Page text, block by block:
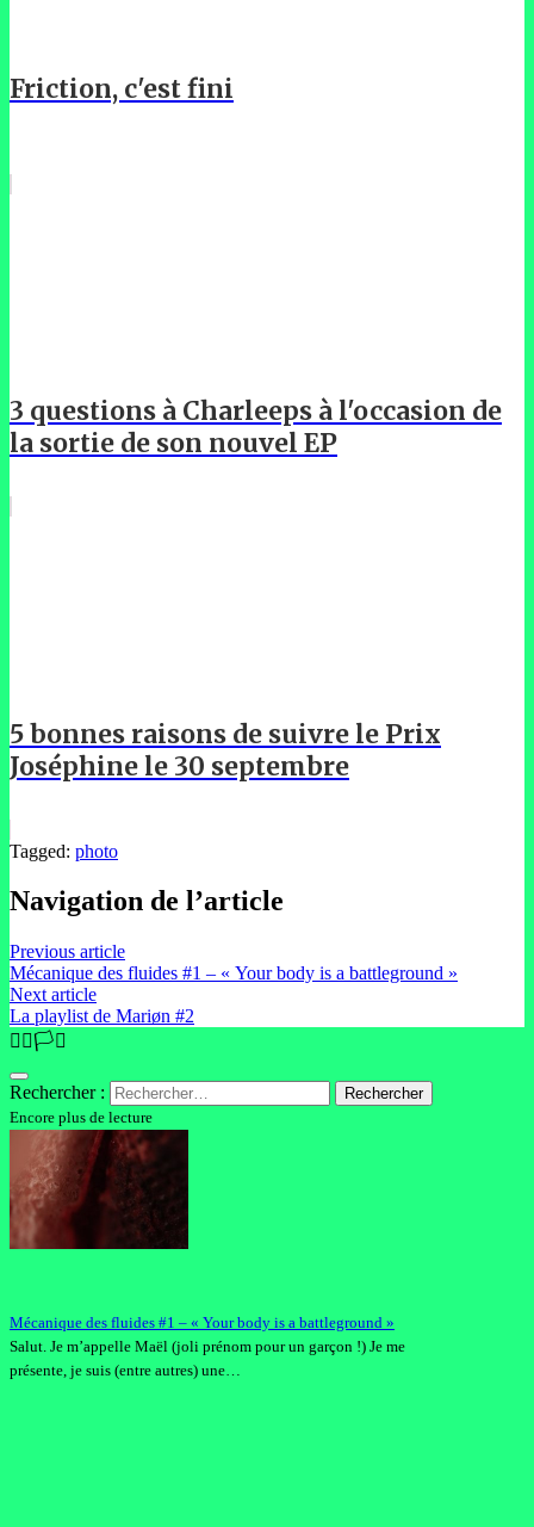
Friction, c'est fini
3 questions à Charleeps à l'occasion de
la sortie de son nouvel EP
5 bonnes raisons de suivre le Prix
Joséphine le 30 septembre
Tagged: photo
Navigation de l’article
Previous article
Mécanique des fluides #1 – « Your body is a battleground »
Next article
La playlist de Mariøn #2
🏳️‍🌈🏳️‍⚧️
Rechercher :
Encore plus de lecture
Mécanique des fluides #1 – « Your body is a battleground »
Salut. Je m’appelle Maël (joli prénom pour un garçon !) Je me
présente, je suis (entre autres) une…